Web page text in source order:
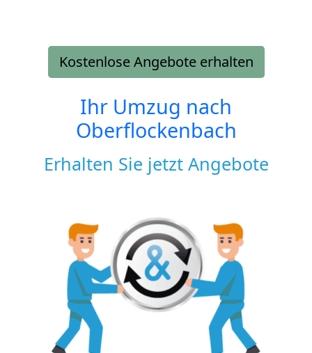
Kostenlose Angebote erhalten
Ihr Umzug nach
Oberflockenbach
Erhalten Sie jetzt Angebote